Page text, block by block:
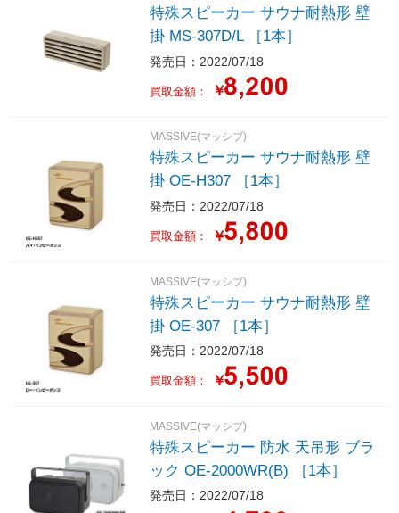
特殊スピーカー サウナ耐熱形 壁
掛 MS-307D/L ［1本］
発売日：2022/07/18
買取金額： ￥
MASSIVE(マッシブ)
特殊スピーカー サウナ耐熱形 壁
掛 OE-H307 ［1本］
発売日：2022/07/18
買取金額： ￥
MASSIVE(マッシブ)
特殊スピーカー サウナ耐熱形 壁
掛 OE-307 ［1本］
発売日：2022/07/18
買取金額： ￥
MASSIVE(マッシブ)
特殊スピーカー 防水 天吊形 ブラ
ック OE-2000WR(B) ［1本］
発売日：2022/07/18